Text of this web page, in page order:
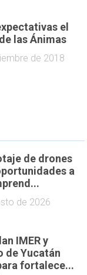
el
las Ánimas
de 2018
de drones
a
de 2026
IMER y
de Yucatán
fortalece...